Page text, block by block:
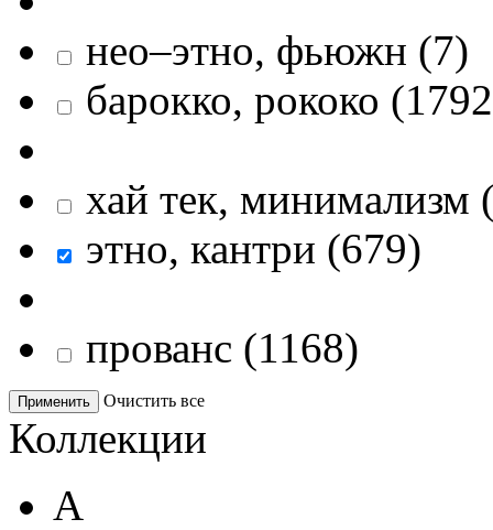
нео–этно, фьюжн (7)
барокко, рококо (1792
хай тек, минимализм
этно, кантри (679)
прованс (1168)
Применить Очистить все
Коллекции
A